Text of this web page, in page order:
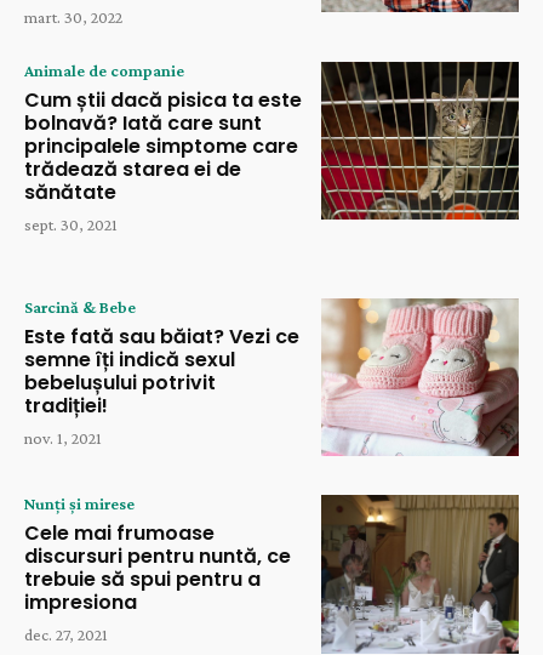
mart. 30, 2022
Animale de companie
Cum știi dacă pisica ta este
bolnavă? Iată care sunt
principalele simptome care
trădează starea ei de
sănătate
sept. 30, 2021
Sarcină & Bebe
Este fată sau băiat? Vezi ce
semne îți indică sexul
bebelușului potrivit
tradiției!
nov. 1, 2021
Nunți și mirese
Cele mai frumoase
discursuri pentru nuntă, ce
trebuie să spui pentru a
impresiona
dec. 27, 2021